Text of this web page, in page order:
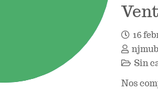
16
Sin
Nos